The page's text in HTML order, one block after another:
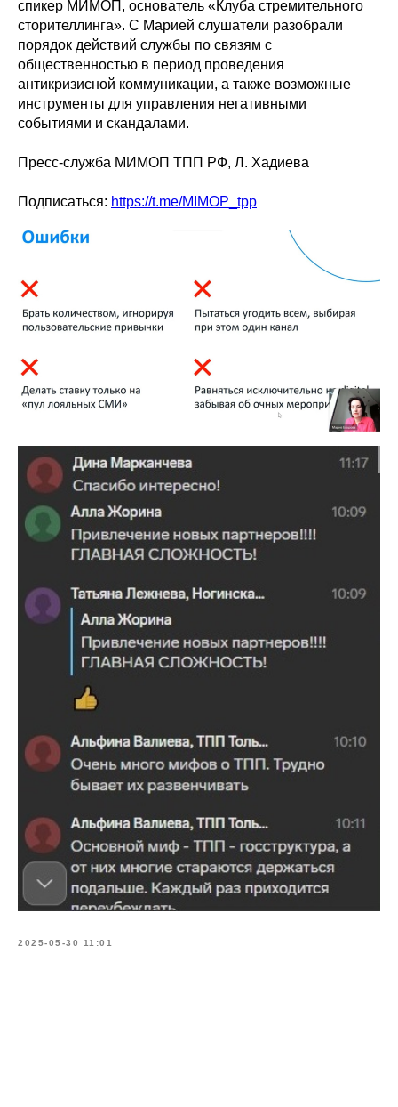
спикер МИМОП, основатель «Клуба стремительного
сторителлинга». С Марией слушатели разобрали
порядок действий службы по связям с
общественностью в период проведения
антикризисной коммуникации, а также возможные
инструменты для управления негативными
событиями и скандалами.
Пресс-служба МИМОП ТПП РФ, Л. Хадиева
Подписаться: https://t.me/MIMOP_tpp
2025-05-30 11:01